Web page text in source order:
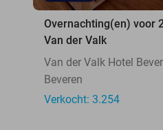
Overnachting(en) voor
Van der Valk
Van der Valk Hotel
Beveren
Verkocht: 3.254